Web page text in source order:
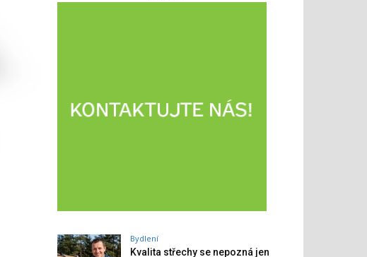
Bydlení
Kvalita střechy se nepozná jen